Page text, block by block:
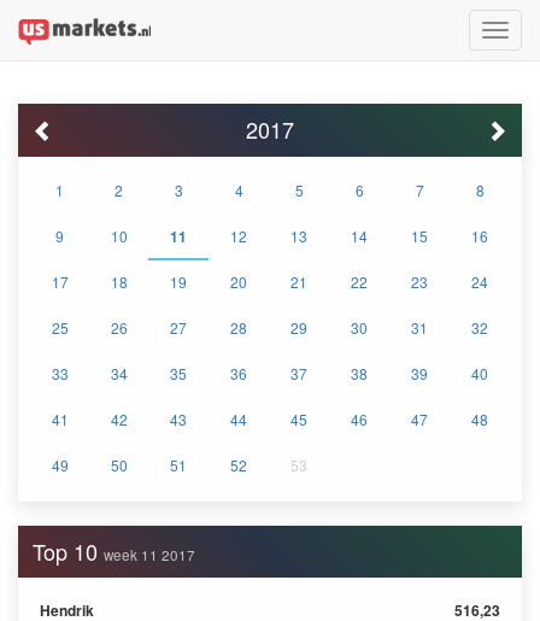
Toggle
2017
1 2 3 4 5 6 7 8
9 10 11 12 13 14 15 16
17 18 19 20 21 22 23 24
25 26 27 28 29 30 31 32
33 34 35 36 37 38 39 40
41 42 43 44 45 46 47 48
49 50 51 52 53
Top 10 week 11 2017
Hendrik
516,23